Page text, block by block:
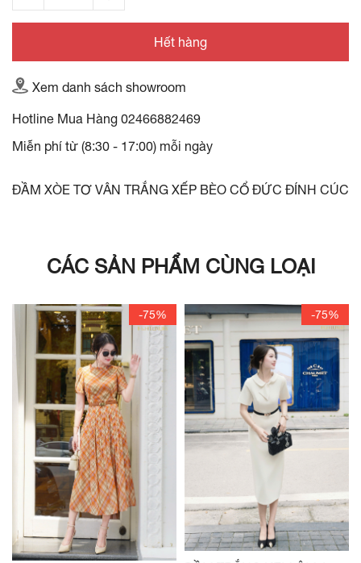
Hết hàng
Xem danh sách showroom
Hotline Mua Hàng 02466882469
Miễn phí từ (8:30 - 17:00) mỗi ngày
ĐẦM XÒE TƠ VÂN TRẮNG XẾP BÈO CỔ ĐỨC ĐÍNH CÚC
CÁC SẢN PHẨM CÙNG LOẠI
-75% -75%